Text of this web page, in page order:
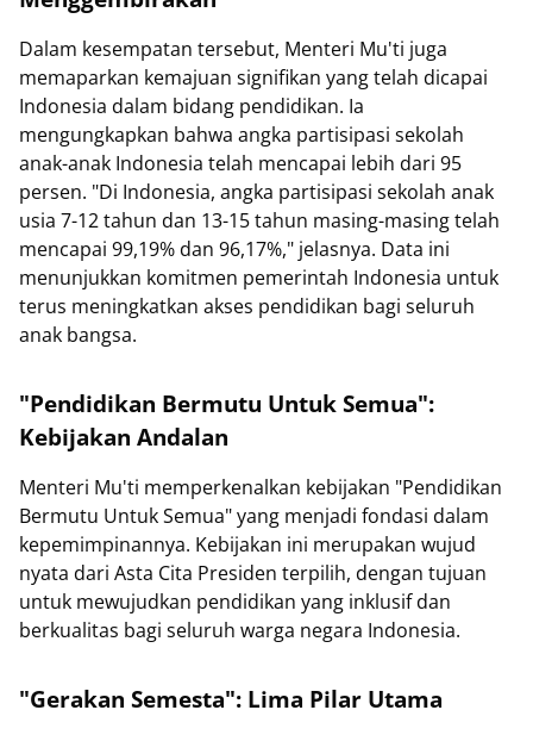
Dalam kesempatan tersebut, Menteri Mu'ti juga
memaparkan kemajuan signifikan yang telah dicapai
Indonesia dalam bidang pendidikan. Ia
mengungkapkan bahwa angka partisipasi sekolah
anak-anak Indonesia telah mencapai lebih dari 95
persen. "Di Indonesia, angka partisipasi sekolah anak
usia 7-12 tahun dan 13-15 tahun masing-masing telah
mencapai 99,19% dan 96,17%," jelasnya. Data ini
menunjukkan komitmen pemerintah Indonesia untuk
terus meningkatkan akses pendidikan bagi seluruh
anak bangsa.
"Pendidikan Bermutu Untuk Semua":
Kebijakan Andalan
Menteri Mu'ti memperkenalkan kebijakan "Pendidikan
Bermutu Untuk Semua" yang menjadi fondasi dalam
kepemimpinannya. Kebijakan ini merupakan wujud
nyata dari Asta Cita Presiden terpilih, dengan tujuan
untuk mewujudkan pendidikan yang inklusif dan
berkualitas bagi seluruh warga negara Indonesia.
"Gerakan Semesta": Lima Pilar Utama